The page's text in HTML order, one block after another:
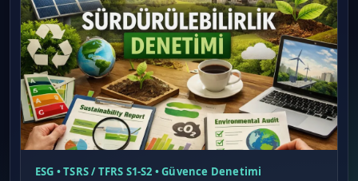
ESG • TSRS / TFRS S1-S2 • Güvence Denetimi